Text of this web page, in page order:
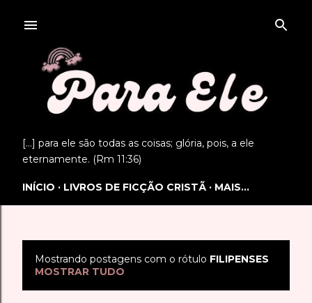
[...] para ele são todas as coisas; glória, pois, a ele
eternamente. (Rm 11:36)
INÍCIO LIVROS DE FICÇÃO CRISTÃ MAIS…
Mostrando postagens com o rótulo FILIPENSES
MOSTRAR TUDO